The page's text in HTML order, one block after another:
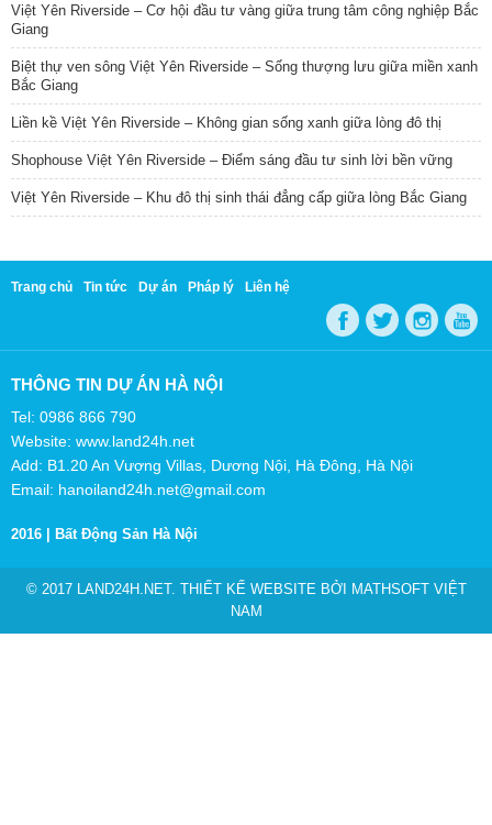
Việt Yên Riverside – Cơ hội đầu tư vàng giữa trung tâm công nghiệp Bắc
Giang
Biệt thự ven sông Việt Yên Riverside – Sống thượng lưu giữa miền xanh
Bắc Giang
Liền kề Việt Yên Riverside – Không gian sống xanh giữa lòng đô thị
Shophouse Việt Yên Riverside – Điểm sáng đầu tư sinh lời bền vững
Việt Yên Riverside – Khu đô thị sinh thái đẳng cấp giữa lòng Bắc Giang
Trang chủ Tin tức Dự án Pháp lý Liên hệ
THÔNG TIN DỰ ÁN HÀ NỘI
Tel: 0986 866 790
Website: www.land24h.net
Add: B1.20 An Vượng Villas, Dương Nội, Hà Đông, Hà Nội
Email: hanoiland24h.net@gmail.com
2016 | Bất Động Sản Hà Nội
© 2017 LAND24H.NET. THIẾT KẾ WEBSITE BỞI
MATHSOFT VIỆT
NAM